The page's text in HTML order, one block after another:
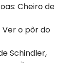
Cheiro de
Ver o pôr do
Schindler,